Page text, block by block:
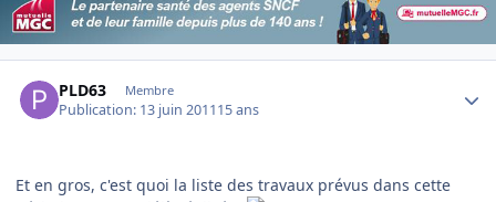
PLD63 Membre
Publication: 13 juin 201115 ans
Et en gros, c'est quoi la liste des travaux prévus dans cette